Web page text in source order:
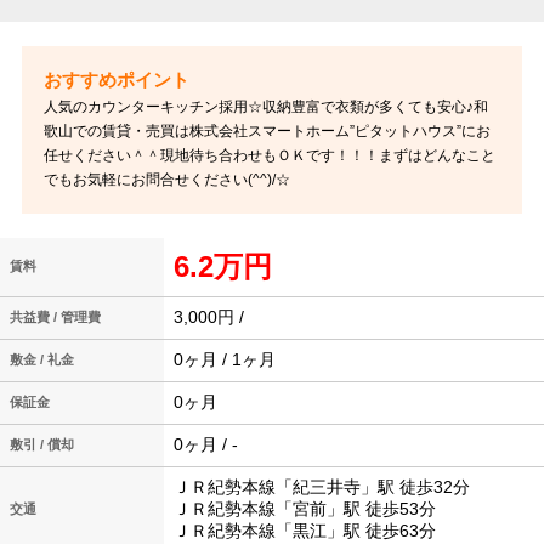
人気のカウンターキッチン採用☆収納豊富で衣類が多くても安心♪和
歌山での賃貸・売買は株式会社スマートホーム”ピタットハウス”にお
任せください＾＾現地待ち合わせもＯＫです！！！まずはどんなこと
でもお気軽にお問合せください(^^)/☆
賃料 6.2万円
共益費 / 管理費 3,000円 /
敷金 / 礼金 0ヶ月 / 1ヶ月
保証金 0ヶ月
敷引 / 償却 0ヶ月 / -
交通
ＪＲ紀勢本線「紀三井寺」駅 徒歩32分
ＪＲ紀勢本線「宮前」駅 徒歩53分
ＪＲ紀勢本線「黒江」駅 徒歩63分